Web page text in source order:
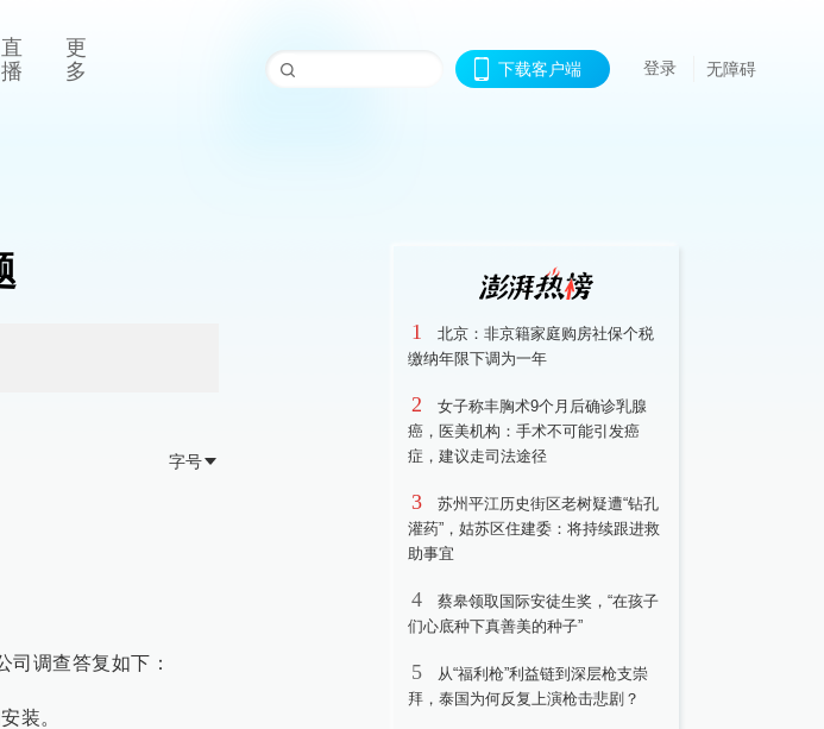
直
播
更
多
下载客户端 登录 无障碍
字号
司调查答复如下：
装。
1
北京：非京籍家庭购房社保个税
缴纳年限下调为一年
2
女子称丰胸术9个月后确诊乳腺
癌，医美机构：手术不可能引发癌
症，建议走司法途径
3
苏州平江历史街区老树疑遭“钻孔
灌药”，姑苏区住建委：将持续跟进救
助事宜
4
蔡皋领取国际安徒生奖，“在孩子
们心底种下真善美的种子”
5
从“福利枪”利益链到深层枪支崇
拜，泰国为何反复上演枪击悲剧？